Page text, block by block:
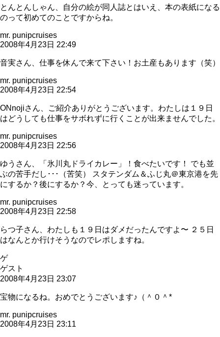
とんとんしゃん、自分の絵が同人誌とはいえ、本の表紙になる
のって初めてのことですからね。
mr. punipcruises
2008年4月23日 22:49
音実さん、仕事を休んで来て下さい！お土産もあります（笑）
mr. punipcruises
2008年4月23日 22:54
ONnojiさん、ご紹介ありがとうございます。わたしは１９日
はどうしても仕事をサボれずに行くことが出来ませんでした。
mr. punipcruises
2008年4月23日 22:56
ゆうさん、「氷川丸ドライカレー」！食べたいです！ でも並
ぶの苦手だし･･･（苦笑） スタテンダム＆ふじ丸＠東京港を先
にするか？後にするか？今、とっても迷っています。
mr. punipcruises
2008年4月23日 22:58
らつ子さん、わたしも１９日はダメだったんですよ〜 ２５日
はなんとか行けそうなのでレポしますね。
ゲ
ゲスト
2008年4月23日 23:07
宝物になるね。おめでとうございます♪（＾０＾*
mr. punipcruises
2008年4月23日 23:11